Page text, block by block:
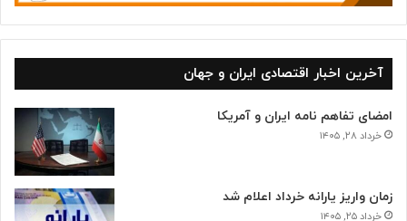
آخرین اخبار اقتصادی ایران و جهان
امضای تفاهم نامه ایران و آمریکا
خرداد ۲۸, ۱۴۰۵
زمان واریز یارانه خرداد اعلام شد
خرداد ۲۵, ۱۴۰۵